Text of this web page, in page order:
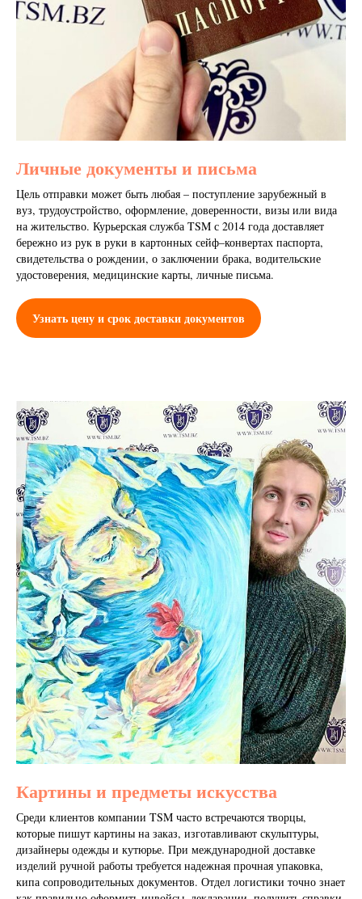
Личные документы и письма
Цель отправки может быть любая – поступление зарубежный в
вуз, трудоустройство, оформление, доверенности, визы или вида
на жительство. Курьерская служба TSM с 2014 года доставляет
бережно из рук в руки в картонных сейф–конвертах паспорта,
свидетельства о рождении, о заключении брака, водительские
удостоверения, медицинские карты, личные письма.
Узнать цену и срок доставки документов
Картины и предметы искусства
Среди клиентов компании TSM часто встречаются творцы,
которые пишут картины на заказ, изготавливают скульптуры,
дизайнеры одежды и кутюрье. При международной доставке
изделий ручной работы требуется надежная прочная упаковка,
кипа сопроводительных документов. Отдел логистики точно знает